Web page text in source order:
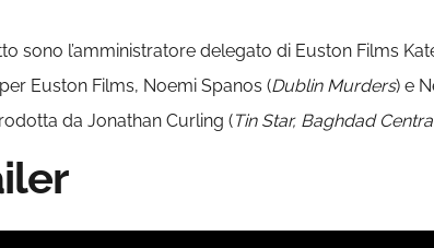
sono l’amministratore delegato di Euston Films
Euston Films, Noemi Spanos (Dublin Murders) e
da Jonathan Curling (Tin Star, Baghdad